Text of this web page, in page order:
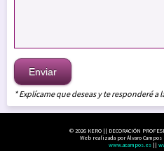
Enviar
* Explícame que deseas y te responderé
© 2026 KERO || DECORACIÓN
Web realizada por Álvaro
www.acampos.es ||